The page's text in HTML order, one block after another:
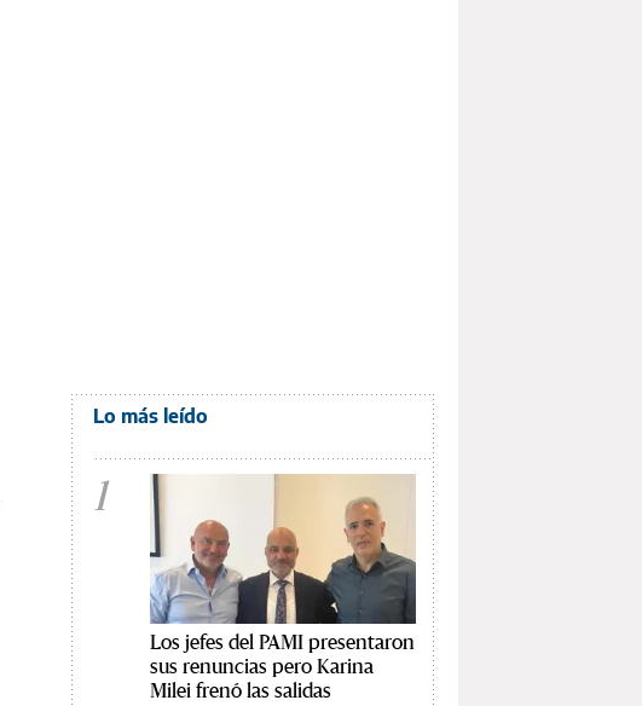
Lo más leído
1
Los jefes del PAMI presentaron
sus renuncias pero Karina
Milei frenó las salidas